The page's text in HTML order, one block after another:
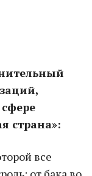
страна»:
все